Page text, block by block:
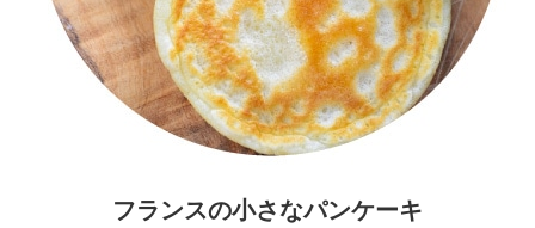
フランスの小さなパンケーキ